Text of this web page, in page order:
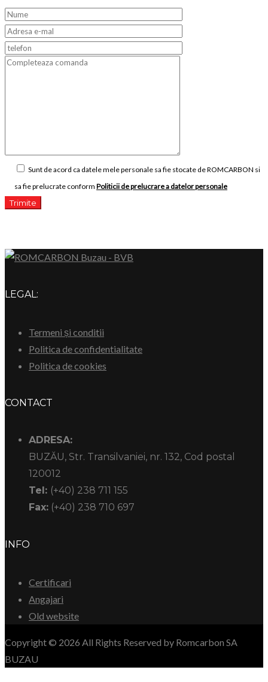
Sunt de acord ca datele mele personale sa fie stocate de ROMCARBON si
sa fie prelucrate conform Politicii de prelucrare a datelor personale
LEGAL:
Termeni și conditii
Politica de confidentialitate
Politica de cookies
CONTACT
ADRESA:
BUZĂU, Str. Transilvaniei, nr. 132, Cod postal
120012
Tel: (+40) 238 711 155
Fax: (+40) 238 710 697
INFO
Certificari
Angajari
Old website
Copyright © 2026 All Rights Reserved by Romcarbon SA
BUZAU